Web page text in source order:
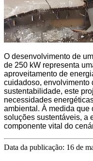
O desenvolvimento de
de 250 kW representa
aproveitamento de
cuidadoso, envolvimento
sustentabilidade, este
necessidades
ambiental. À medida que
soluções sustentáveis, a
componente vital do
Data da publicação: 16 de